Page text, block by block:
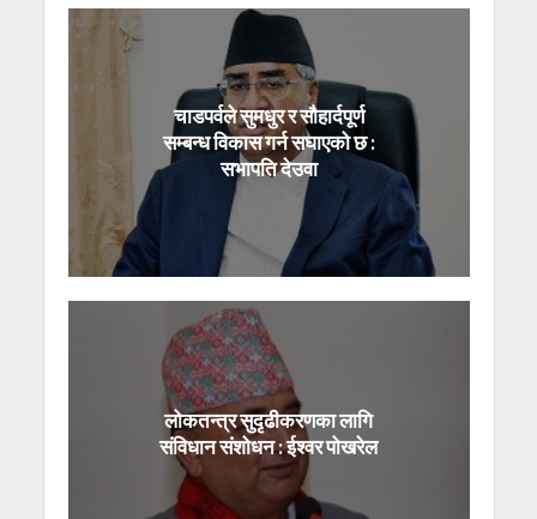
चाडपर्वले सुमधुर र सौहार्दपूर्ण
सम्बन्ध विकास गर्न सघाएको छ :
सभापति देउवा
लोकतन्त्र सुदृढीकरणका लागि
संविधान संशोधन : ईश्वर पोखरेल